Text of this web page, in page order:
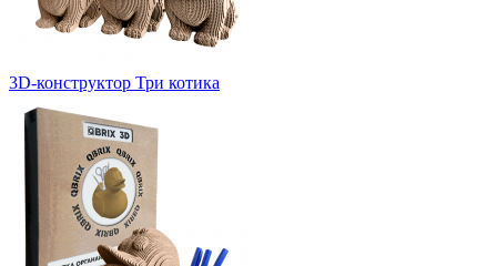
3D-конструктор Три котика